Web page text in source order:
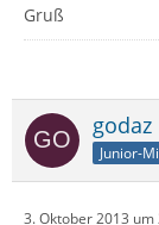
Gruß
godaz
Junior-
3. Oktober 2013 um